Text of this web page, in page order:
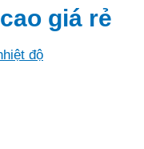
giá rẻ
độ